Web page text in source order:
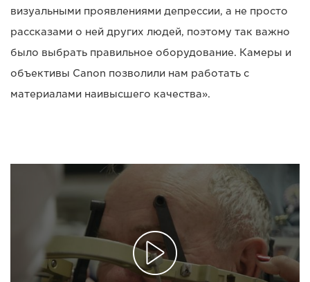
визуальными проявлениями депрессии, а не просто
рассказами о ней других людей, поэтому так важно
было выбрать правильное оборудование. Камеры и
объективы Canon позволили нам работать с
материалами наивысшего качества».